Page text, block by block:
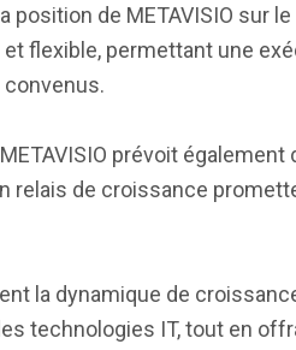
position de METAVISIO sur
flexible, permettant une
METAVISIO prévoit
de croissance
la dynamique de croissance
technologies IT, tout en